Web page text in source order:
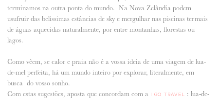
terminamos na outra ponta do mundo. Na Nova Zelândia podem
usufruir das belíssimas estâncias de sky e mergulhar nas piscinas termais
de águas aquecidas naturalmente, por entre montanhas, florestas ou
lagos.
Como vêem, se calor e praia não é a vossa ideia de uma viagem de lua-
de-mel perfeita, há um mundo inteiro por explorar, literalmente, em
busca do vosso sonho.
Com estas sugestões, aposta que concordam com a
I GO TRAVEL : lua-de-